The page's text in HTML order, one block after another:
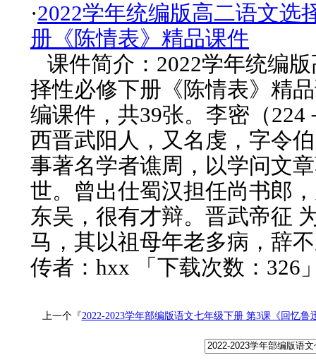
·2022学年统编版高二语文选
册《陈情表》精品课件
课件简介：2022学年统编
择性必修下册《陈情表》精
编课件，共39张。李密（224
西晋武阳人，又名虔，字令
事著名学者谯周，以学问文
世。曾出仕蜀汉担任尚书郎
东吴，很有才辩。晋武帝征
马，其以祖母年老多病，辞
传者：hxx 「下载次数：326
上一个『2022-2023学年部编版语文七年级下册 第3课《回忆